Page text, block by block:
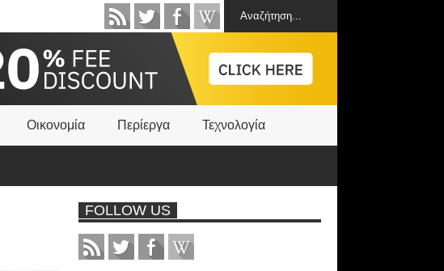
Οικονομία Περίεργα Τεχνολογία
FOLLOW US